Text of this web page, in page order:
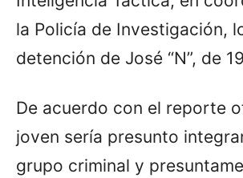
la Policía de Investigación,
detención de José “N”, de
De acuerdo con el reporte
joven sería presunto
grupo criminal y